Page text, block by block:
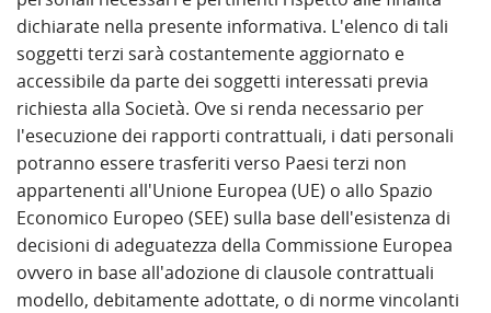
dichiarate nella presente informativa. L'elenco di tali
soggetti terzi sarà costantemente aggiornato e
accessibile da parte dei soggetti interessati previa
richiesta alla Società. Ove si renda necessario per
l'esecuzione dei rapporti contrattuali, i dati personali
potranno essere trasferiti verso Paesi terzi non
appartenenti all'Unione Europea (UE) o allo Spazio
Economico Europeo (SEE) sulla base dell'esistenza di
decisioni di adeguatezza della Commissione Europea
ovvero in base all'adozione di clausole contrattuali
modello, debitamente adottate, o di norme vincolanti